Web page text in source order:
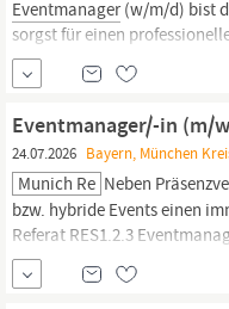
Eventmanager(w/m/d) bist
sorgst für einen
schaffst eine Atmosphäre, in
rundum wohlfühlen. Dabei
Unterstützung: Du bist
unseres
Eventmanager/-in (m/
24.07.2026 Bayern, München
Munich Re Neben
bzw. hybride Events einen
Referat RES1.2.3
Geschäfts- und
Organisation und